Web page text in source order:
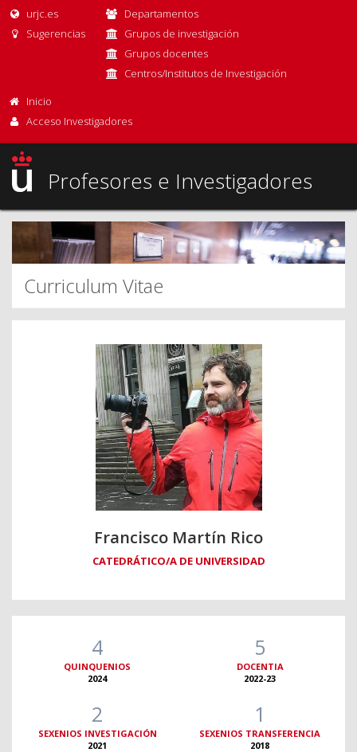
urjc.es
Sugerencias
Departamentos
Grupos de investigación
Grupos docentes
Centros/Institutos de Investigación
Inicio
Acceso Investigadores
Profesores e Investigadores
Curriculum Vitae
Francisco Martín Rico
CATEDRÁTICO/A DE UNIVERSIDAD
4
QUINQUENIOS
2024
5
DOCENTIA
2022-23
2
SEXENIOS INVESTIGACIÓN
2021
1
SEXENIOS TRANSFERENCIA
2018